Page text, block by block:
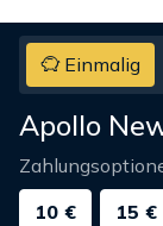
Einmalig
Apollo
10 €
15 €